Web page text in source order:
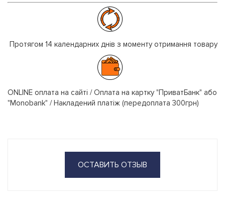
Протягом 14 календарних днів з моменту отримання товару
ONLINE оплата на сайті / Оплата на картку "ПриватБанк" або
"Monobank" / Накладений платіж (передоплата 300грн)
ОСТАВИТЬ ОТЗЫВ